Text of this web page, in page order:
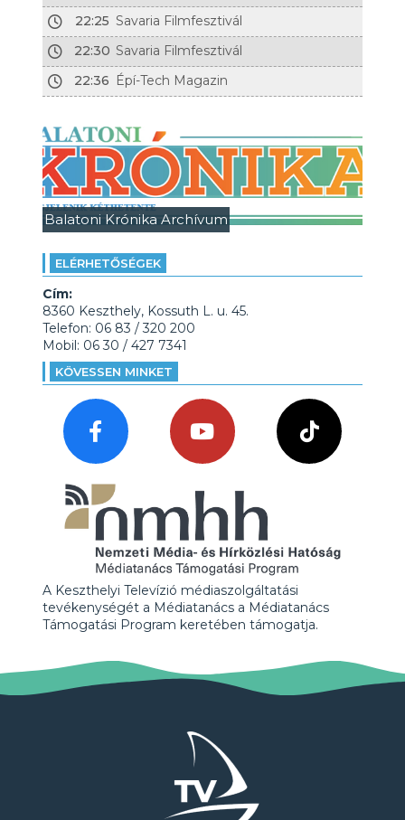
22:25 Savaria Filmfesztivál
22:30 Savaria Filmfesztivál
22:36 Épí-Tech Magazin
Balatoni Krónika Archívum
ELÉRHETŐSÉGEK
Cím:
8360 Keszthely, Kossuth L. u. 45.
Telefon: 06 83 / 320 200
Mobil: 06 30 / 427 7341
KÖVESSEN MINKET
A Keszthelyi Televízió médiaszolgáltatási
tevékenységét a Médiatanács a Médiatanács
Támogatási Program keretében támogatja.